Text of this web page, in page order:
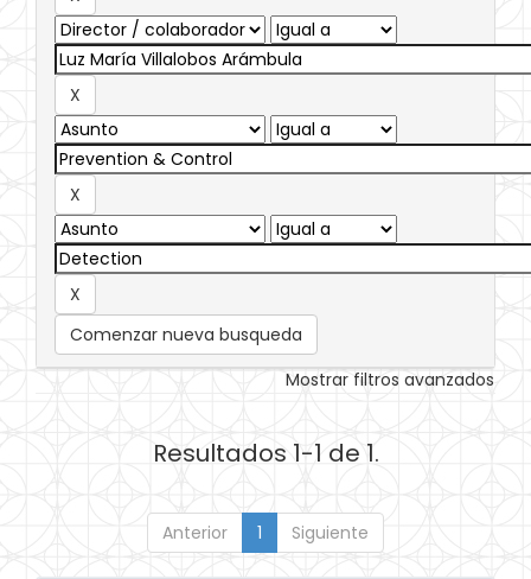
Comenzar nueva busqueda
Mostrar filtros avanzados
Resultados 1-1 de 1.
Anterior 1 Siguiente